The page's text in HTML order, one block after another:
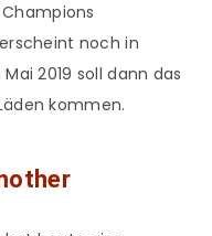
noch in
2019 soll dann das
kommen.